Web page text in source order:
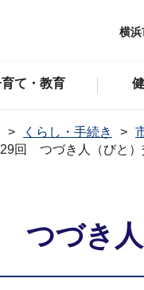
横浜
て・教育
くらし・手続き
29回 つづき人（びと）
つづき